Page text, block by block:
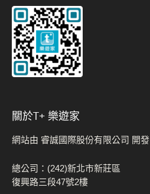
關於t+ 樂遊家
網站由 睿誠國際股份有限公司 開發
總公司：(242)新北市新莊區
復興路三段47號2樓